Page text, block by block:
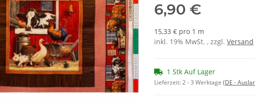
6,90 €
15,33 € pro 1 m
inkl. 19% MwSt. , zzgl. Versand
1 Stk Auf Lager
Lieferzeit:2 - 3 Werktage (DE -